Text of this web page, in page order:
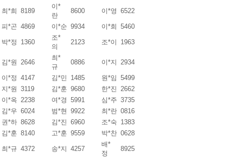
최*희 8189
이*
란
8600 이*영 6522
피*곤 4869 이*순 9934 이*희 5460
박*정 1360
조*
의
2123 조*이 1963
김*원 2646
최*
규
0886 이*지 2934
이*정 4147 김*민 1485 원*임 5499
지*원 3119 김*훈 9680 한*진 2662
이*옥 2238 여*경 5991 심*주 3735
김*우 6024 범*현 9922 최*란 0816
권*하 8628 김*진 6960 조*숙 1383
김*훈 8140 고*훈 9559 박*찬 0628
최*규 4372 송*지 4257
배*
정
8925